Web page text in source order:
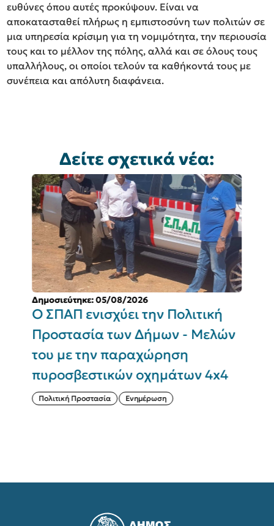
ευθύνες όπου αυτές προκύψουν. Είναι να
αποκατασταθεί πλήρως η εμπιστοσύνη των πολιτών σε
μια υπηρεσία κρίσιμη για τη νομιμότητα, την περιουσία
τους και το μέλλον της πόλης, αλλά και σε όλους τους
υπαλλήλους, οι οποίοι τελούν τα καθήκοντά τους με
συνέπεια και απόλυτη διαφάνεια.
Δείτε σχετικά νέα:
Δημοσιεύτηκε: 05/08/2026
Ο ΣΠΑΠ ενισχύει την Πολιτική
Προστασία των Δήμων - Μελών
του με την παραχώρηση
πυροσβεστικών οχημάτων 4x4
Πολιτική Προστασία Ενημέρωση